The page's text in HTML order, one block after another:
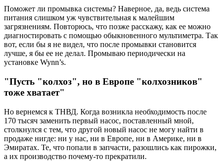
Поможет ли промывка системы? Наверное, да, ведь система
питания слишком уж чувствительная к малейшим
загрязнениям. Повторюсь, что позже расскажу, как ее можно
диагностировать с помощью обыкновенного мультиметра. Так
вот, если бы я не видел, что после промывки становится
лучше, я бы ее не делал. Промываю периодически на
установке Wynn’s.
"Пусть "колхоз", но в Европе "колхозников"
тоже хватает"
Но вернемся к ТНВД. Когда возникла необходимость после
170 тысяч заменить первый насос, поставленный мной,
столкнулся с тем, что другой новый насос не могу найти в
продаже нигде: ни у нас, ни в Европе, ни в Америке, ни в
Эмиратах. Те, что попали в запчасти, разошлись как пирожки,
а их производство почему-то прекратили.